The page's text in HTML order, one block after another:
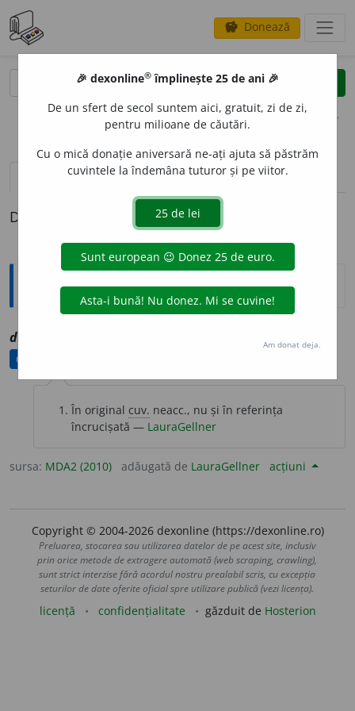
savings Donează
clear
opțiuni
definiții (1)
Definiția cu ID-ul 1071486:
Explicative DEX
d
modificată
În original cuv. neacc., nu și în referința
încrucișată — LauraGellner
sursa: MDA2 (2010) adăugată de LauraGellner acțiuni
Copyright © 2004-2026 dexonline (https://dexonline.ro)
Preluarea, stocarea sau utilizarea datelor de pe acest site, inclusiv
prin orice metode de extragere automată (web scraping, crawling),
sunt strict interzise fără acordul nostru prealabil scris, cu excepția
seturilor de date oferite oficial spre utilizare publică (vezi licența).
licență confidențialitate găzduit de Hosterion
🎉 dexonline® împlinește 25 de ani 🎉
De un sfert de secol suntem aici, gratuit, zi de zi,
pentru milioane de căutări.
Cu o mică donație aniversară ne-ați ajuta să păstrăm
cuvintele la îndemâna tuturor și pe viitor.
Am donat deja.